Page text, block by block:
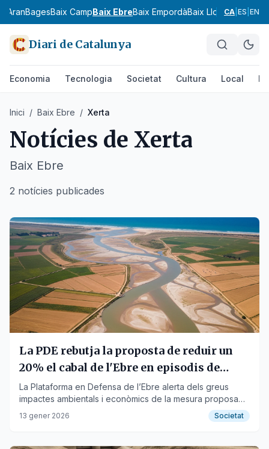
AranBagesBaix CampBaix EbreBaix EmpordàBaix LlobregatBaix
CA ES EN
Diari de Catalunya
Economia Tecnologia Societat Cultura Local
Inici / Baix Ebre / Xerta
Notícies de Xerta
Baix Ebre
2 notícies publicades
La PDE rebutja la proposta de reduir un
20% el cabal de l'Ebre en episodis de
sequera
La Plataforma en Defensa de l’Ebre alerta dels greus
impactes ambientals i econòmics de la mesura proposada
per la Taula de Consens del Delta.
13 gener 2026 Societat